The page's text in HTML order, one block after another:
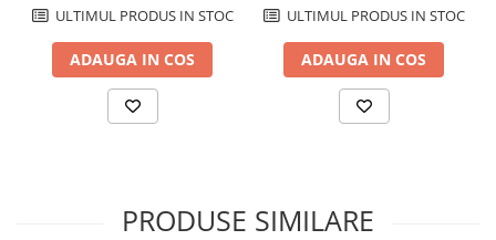
ULTIMUL PRODUS IN STOC
ADAUGA IN COS
ULTIMUL PRODUS IN STOC
ADAUGA IN COS
PRODUSE SIMILARE